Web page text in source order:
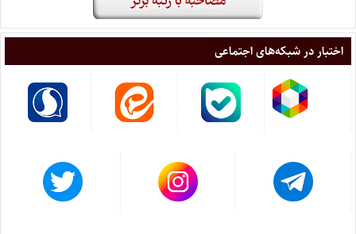
اختبار در شبکه‌های اجتماعی